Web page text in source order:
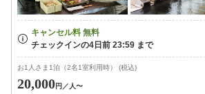
お1人さま1泊（2名1室利用時） (税込)
20,000円 ／人〜